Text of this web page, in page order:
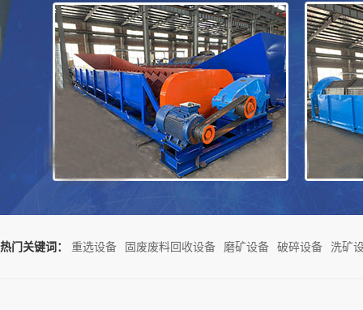
热门关键词： 重选设备 固废废料回收设备 磨矿设备 破碎设备 洗矿